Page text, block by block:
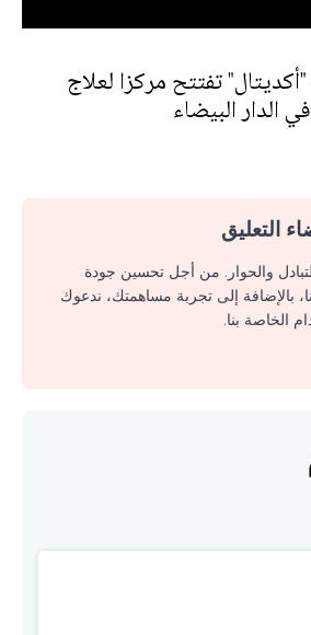
تفتتح مركزا لعلاج
الدار البيضاء
التعليق
والحوار. من أجل تحسين جودة
بالإضافة إلى تجربة مساهمتك، ندعوك
الخاصة بنا.